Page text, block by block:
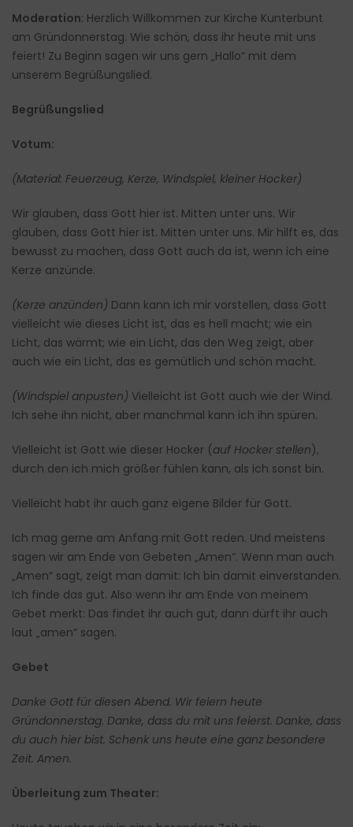
Moderation: Herzlich Willkommen zur Kirche Kunterbunt
am Gründonnerstag. Wie schön, dass ihr heute mit uns
feiert! Zu Beginn sagen wir uns gern „Hallo“ mit dem
unserem Begrüßungslied.
Begrüßungslied
Votum:
(Material: Feuerzeug, Kerze, Windspiel, kleiner Hocker)
Wir glauben, dass Gott hier ist. Mitten unter uns. Wir
glauben, dass Gott hier ist. Mitten unter uns. Mir hilft es, das
bewusst zu machen, dass Gott auch da ist, wenn ich eine
Kerze anzünde.
(Kerze anzünden) Dann kann ich mir vorstellen, dass Gott
vielleicht wie dieses Licht ist, das es hell macht; wie ein
Licht, das wärmt; wie ein Licht, das den Weg zeigt, aber
auch wie ein Licht, das es gemütlich und schön macht.
(Windspiel anpusten) Vielleicht ist Gott auch wie der Wind.
Ich sehe ihn nicht, aber manchmal kann ich ihn spüren.
Vielleicht ist Gott wie dieser Hocker (auf Hocker stellen),
durch den ich mich größer fühlen kann, als ich sonst bin.
Vielleicht habt ihr auch ganz eigene Bilder für Gott.
Ich mag gerne am Anfang mit Gott reden. Und meistens
sagen wir am Ende von Gebeten „Amen“. Wenn man auch
„Amen“ sagt, zeigt man damit: Ich bin damit einverstanden.
Ich finde das gut. Also wenn ihr am Ende von meinem
Gebet merkt: Das findet ihr auch gut, dann dürft ihr auch
laut „amen“ sagen.
Gebet
Danke Gott für diesen Abend. Wir feiern heute
Gründonnerstag. Danke, dass du mit uns feierst. Danke, dass
du auch hier bist. Schenk uns heute eine ganz besondere
Zeit. Amen.
Überleitung zum Theater: